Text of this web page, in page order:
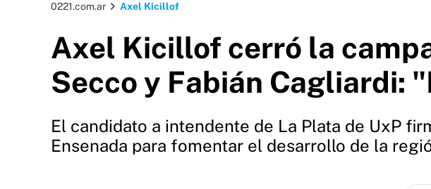
0221.com.ar Axel Kicillof
Axel Kicillof cerró la
Secco y Fabián Cagliardi:
El candidato a intendente de La Plata de UxP
Ensenada para fomentar el desarrollo de la